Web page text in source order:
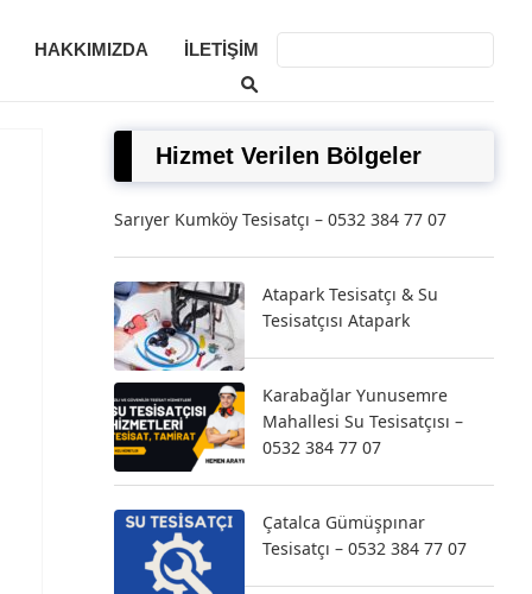
HAKKIMIZDA İLETIŞIM
Hizmet Verilen Bölgeler
Sarıyer Kumköy Tesisatçı – 0532 384 77 07
Atapark Tesisatçı & Su
Tesisatçısı Atapark
Karabağlar Yunusemre
Mahallesi Su Tesisatçısı –
0532 384 77 07
Çatalca Gümüşpınar
Tesisatçı – 0532 384 77 07